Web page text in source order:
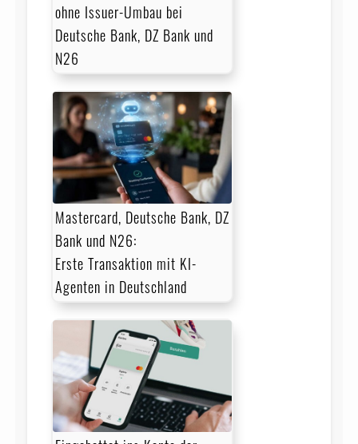
ohne Issuer-Umbau bei
Deutsche Bank, DZ Bank und
N26
Mastercard, Deutsche Bank, DZ
Bank und N26:
Erste Transaktion mit KI-
Agenten in Deutschland